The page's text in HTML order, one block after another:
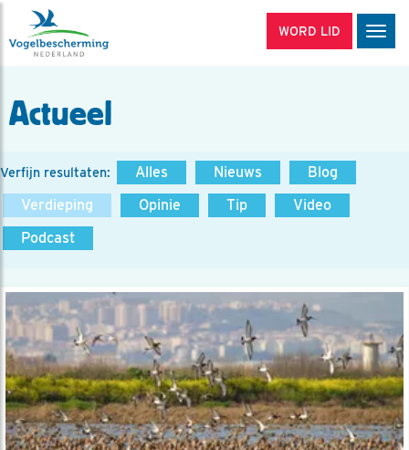
WORD LID
Actueel
Verfijn resultaten: Alles Nieuws
Blog
Verdieping
Opinie Tip
Video
Podcast